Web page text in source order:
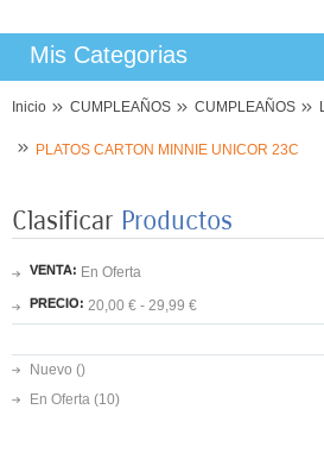
Mis Categorias
Inicio CUMPLEAÑOS CUMPLEAÑOS
PLATOS CARTON MINNIE UNICOR 23C
Clasificar Productos
VENTA: En Oferta
PRECIO: 20,00 € - 29,99 €
Nuevo ()
En Oferta (10)